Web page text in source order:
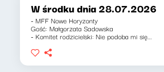
W środku dnia 28.07.2026
- MFF Nowe Horyzonty
Gość: Małgorzata Sadowska
- Komitet rodzicielski: Nie podoba mi się...